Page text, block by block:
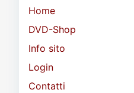
Home
DVD-Shop
Info sito
Login
Contatti